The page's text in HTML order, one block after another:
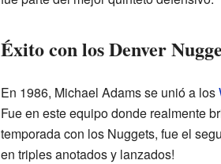
Éxito con los Denver
En 1986, Michael Adams se unió a los
Fue en este equipo donde realmente
temporada con los Nuggets, fue el
en triples anotados y lanzados!